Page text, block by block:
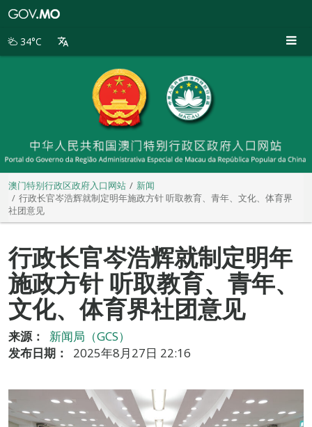
别
34°C
澳门特别行政区政府入口网站
新闻
行政长官岑浩辉就制定明年施政方针 听取教育、青年、文化、体育界
社团意见
行政长官岑浩辉就制定明年
施政方针 听取教育、青年、
文化、体育界社团意见
来源：
新闻局（GCS）
发布日期：
2025年8月27日 22:16